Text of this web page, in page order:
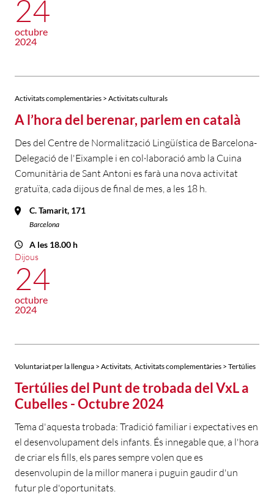
24
octubre
2024
Activitats complementàries > Activitats culturals
A l’hora del berenar, parlem en català
Des del Centre de Normalització Lingüística de Barcelona-
Delegació de l'Eixample i en col·laboració amb la Cuina
Comunitària de Sant Antoni es farà una nova activitat
gratuïta, cada dijous de final de mes, a les 18 h.
C. Tamarit, 171
Barcelona
A les 18.00 h
Dijous
24
octubre
2024
Voluntariat per la llengua > Activitats Activitats complementàries > Tertúlies
Tertúlies del Punt de trobada del VxL a
Cubelles - Octubre 2024
Tema d'aquesta trobada: Tradició familiar i expectatives en
el desenvolupament dels infants. És innegable que, a l'hora
de criar els fills, els pares sempre volen que es
desenvolupin de la millor manera i puguin gaudir d'un
futur ple d'oportunitats.